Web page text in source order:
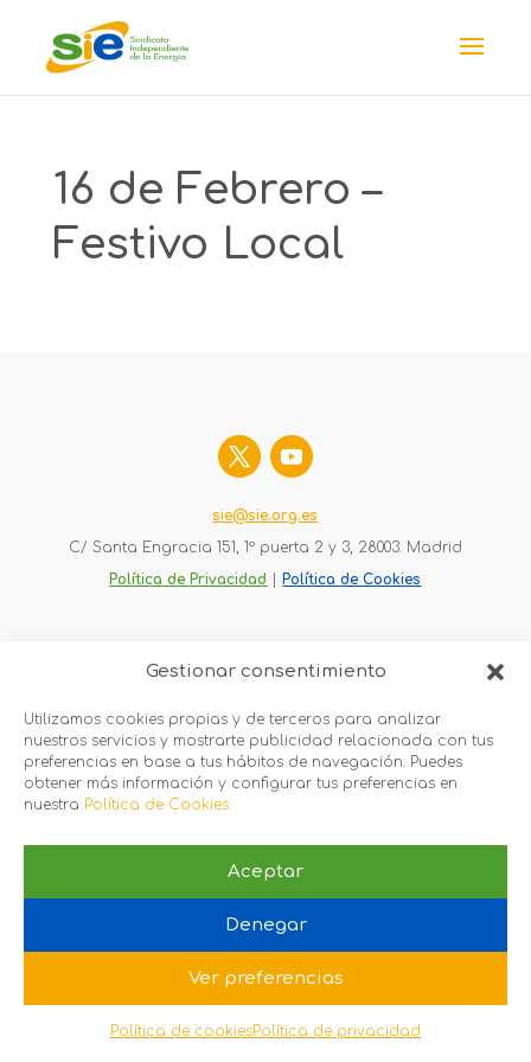
Gestionar consentimiento
Utilizamos cookies propias y de terceros para analizar
nuestros servicios y mostrarte publicidad relacionada con tus
preferencias en base a tus hábitos de navegación. Puedes
obtener más información y configurar tus preferencias en
nuestra Política de Cookies.
Aceptar
Denegar
Ver preferencias
Política de cookiesPolítica de privacidad
16 de Febrero –
Festivo Local
sie@sie.org.es
C/ Santa Engracia 151, 1º puerta 2 y 3, 28003. Madrid
Política de Privacidad
Política de Cookies